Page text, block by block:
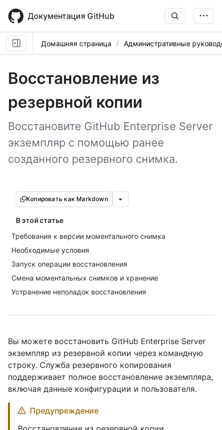
main
content
Документация GitHub
Домашняя страница Административные
Восстановление из
резервной копии
Восстановите GitHub Enterprise Server
экземпляр с помощью ранее
созданного резервного снимка.
Копировать как Markdown
В этой статье
Требования к версии моментального снимка
Необходимые условия
Запуск операции восстановления
Смена моментальных снимков и хранение
Устранение неполадок восстановления
Вы можете восстановить GitHub Enterprise Server
экземпляр из резервной копии через командную
строку. Служба резервного копирования
поддерживает полное восстановление экземпляра,
включая данные конфигурации и пользователя.
Предупреждение